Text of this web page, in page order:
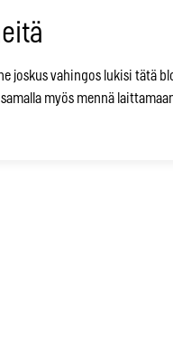
joskus vahingos lukisi tätä
myös mennä